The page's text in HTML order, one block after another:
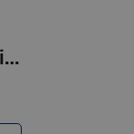
Līmes zīmulis, Stick Tix, 3.5g